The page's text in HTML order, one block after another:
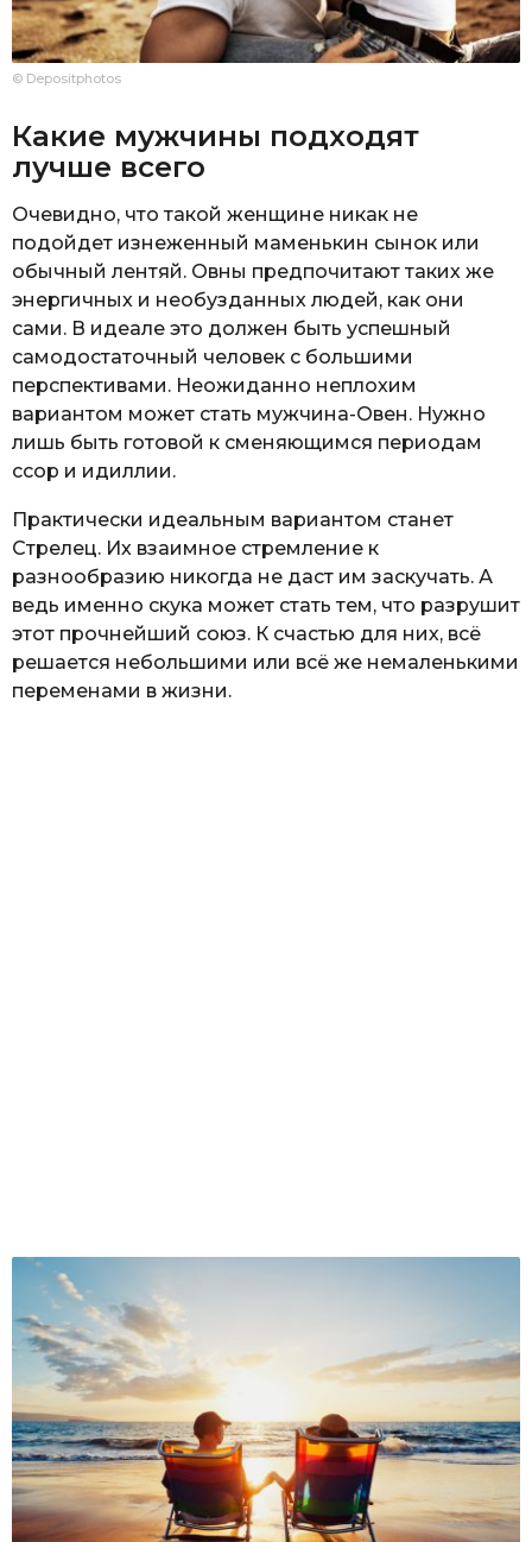
© Depositphotos
Какие мужчины подходят
лучше всего
Очевидно, что такой женщине никак не
подойдет изнеженный маменькин сынок или
обычный лентяй. Овны предпочитают таких же
энергичных и необузданных людей, как они
сами. В идеале это должен быть успешный
самодостаточный человек с большими
перспективами. Неожиданно неплохим
вариантом может стать мужчина-Овен. Нужно
лишь быть готовой к сменяющимся периодам
ссор и идиллии.
Практически идеальным вариантом станет
Стрелец. Их взаимное стремление к
разнообразию никогда не даст им заскучать. А
ведь именно скука может стать тем, что разрушит
этот прочнейший союз. К счастью для них, всё
решается небольшими или всё же немаленькими
переменами в жизни.